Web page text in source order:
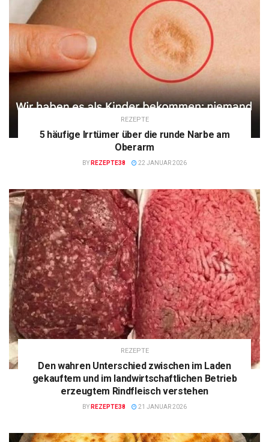
REZEPTE
5 häufige Irrtümer über die runde Narbe am
Oberarm
BY REZEPTE38 22 JANUAR 2026
REZEPTE
Den wahren Unterschied zwischen im Laden
gekauftem und im landwirtschaftlichen Betrieb
erzeugtem Rindfleisch verstehen
BY REZEPTE38 21 JANUAR 2026